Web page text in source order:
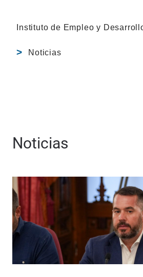
Instituto de Empleo y
Noticias
Noticias